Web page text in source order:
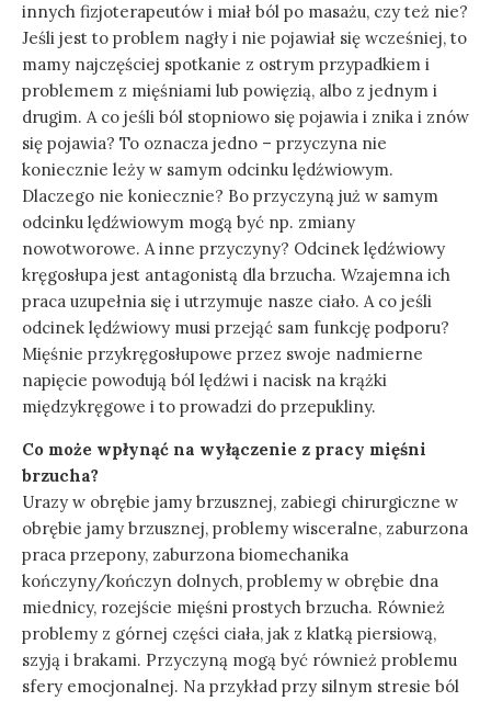
innych fizjoterapeutów i miał ból po masażu, czy też nie?
Jeśli jest to problem nagły i nie pojawiał się wcześniej, to
mamy najczęściej spotkanie z ostrym przypadkiem i
problemem z mięśniami lub powięzią, albo z jednym i
drugim. A co jeśli ból stopniowo się pojawia i znika i znów
się pojawia? To oznacza jedno – przyczyna nie
koniecznie leży w samym odcinku lędźwiowym.
Dlaczego nie koniecznie? Bo przyczyną już w samym
odcinku lędźwiowym mogą być np. zmiany
nowotworowe. A inne przyczyny? Odcinek lędźwiowy
kręgosłupa jest antagonistą dla brzucha. Wzajemna ich
praca uzupełnia się i utrzymuje nasze ciało. A co jeśli
odcinek lędźwiowy musi przejąć sam funkcję podporu?
Mięśnie przykręgosłupowe przez swoje nadmierne
napięcie powodują ból lędźwi i nacisk na krążki
międzykręgowe i to prowadzi do przepukliny.
Co może wpłynąć na wyłączenie z pracy mięśni
brzucha?
Urazy w obrębie jamy brzusznej, zabiegi chirurgiczne w
obrębie jamy brzusznej, problemy wisceralne, zaburzona
praca przepony, zaburzona biomechanika
kończyny/kończyn dolnych, problemy w obrębie dna
miednicy, rozejście mięśni prostych brzucha. Również
problemy z górnej części ciała, jak z klatką piersiową,
szyją i brakami. Przyczyną mogą być również problemu
sfery emocjonalnej. Na przykład przy silnym stresie ból